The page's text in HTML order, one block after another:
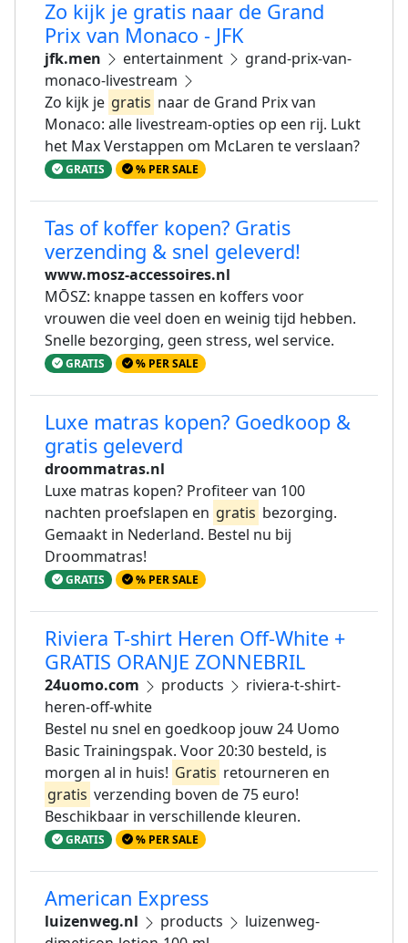
Zo kijk je gratis naar de Grand
Prix van Monaco - JFK
jfk.men entertainment
grand-prix-van-
monaco-livestream
Zo kijk je gratis naar de Grand Prix van
Monaco: alle livestream-opties op een rij. Lukt
het Max Verstappen om McLaren te verslaan?
GRATIS % PER SALE
Tas of koffer kopen? Gratis
verzending & snel geleverd!
www.mosz-accessoires.nl
MŌSZ: knappe tassen en koffers voor
vrouwen die veel doen en weinig tijd hebben.
Snelle bezorging, geen stress, wel service.
GRATIS % PER SALE
Luxe matras kopen? Goedkoop &
gratis geleverd
droommatras.nl
Luxe matras kopen? Profiteer van 100
nachten proefslapen en gratis bezorging.
Gemaakt in Nederland. Bestel nu bij
Droommatras!
GRATIS % PER SALE
Riviera T-shirt Heren Off-White +
GRATIS ORANJE ZONNEBRIL
24uomo.com products
riviera-t-shirt-
heren-off-white
Bestel nu snel en goedkoop jouw 24 Uomo
Basic Trainingspak. Voor 20:30 besteld, is
morgen al in huis! Gratis retourneren en
gratis verzending boven de 75 euro!
Beschikbaar in verschillende kleuren.
GRATIS % PER SALE
American Express
luizenweg.nl products
luizenweg-